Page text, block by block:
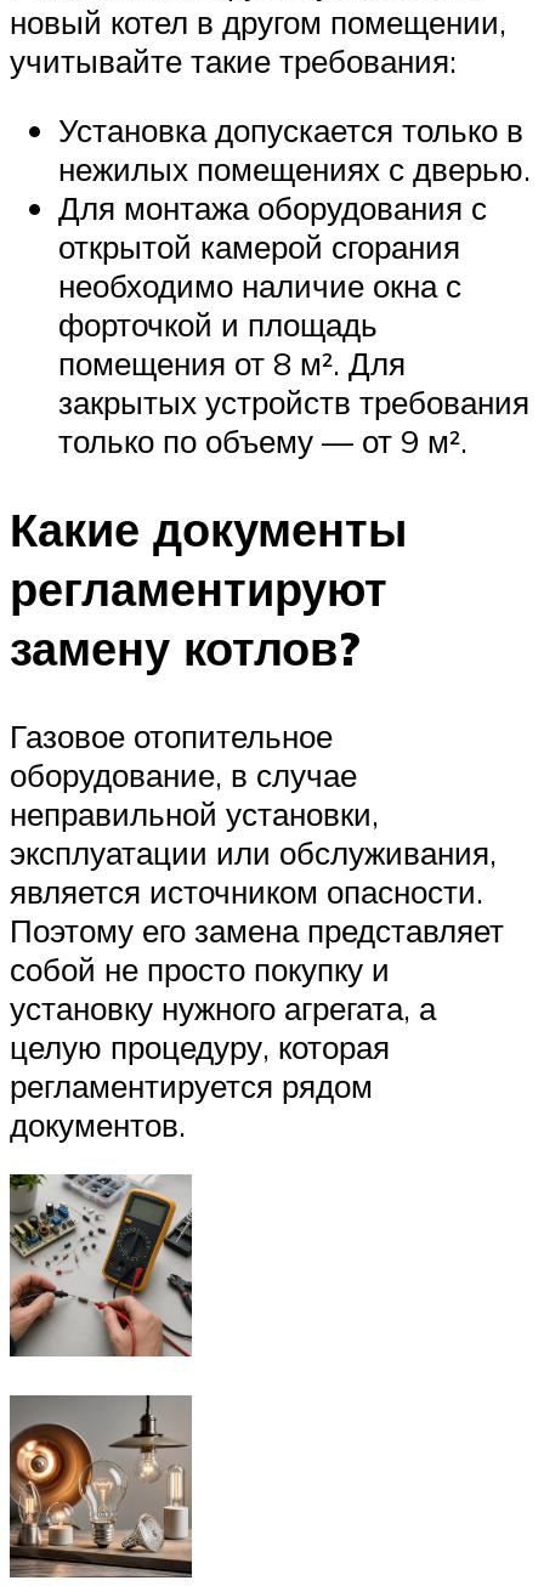
новый котел в другом помещении,
учитывайте такие требования:
Установка допускается только в
нежилых помещениях с дверью.
Для монтажа оборудования с
открытой камерой сгорания
необходимо наличие окна с
форточкой и площадь
помещения от 8 м². Для
закрытых устройств требования
только по объему — от 9 м².
Какие документы
регламентируют
замену котлов?
Газовое отопительное
оборудование, в случае
неправильной установки,
эксплуатации или обслуживания,
является источником опасности.
Поэтому его замена представляет
собой не просто покупку и
установку нужного агрегата, а
целую процедуру, которая
регламентируется рядом
документов.